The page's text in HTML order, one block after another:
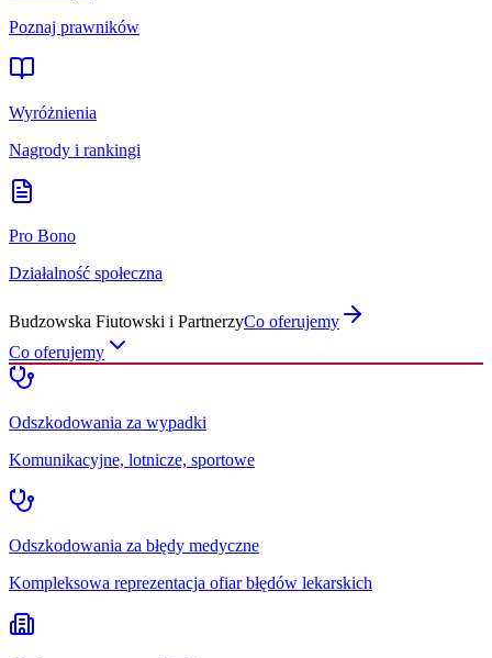
Poznaj prawników
Wyróżnienia
Nagrody i rankingi
Pro Bono
Działalność społeczna
Budzowska Fiutowski i PartnerzyCo oferujemy
Co oferujemy
Odszkodowania za wypadki
Komunikacyjne, lotnicze, sportowe
Odszkodowania za błędy medyczne
Kompleksowa reprezentacja ofiar błędów lekarskich